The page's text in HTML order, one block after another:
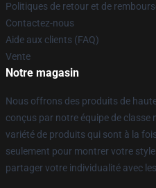
Politiques de retour et de
Contactez-nous
Aide aux clients (FAQ)
Vente
Notre magasin
Nous offrons des produits de
conçus par notre équipe de
variété de produits qui sont à la
seulement pour montrer votre
partager votre individualité avec